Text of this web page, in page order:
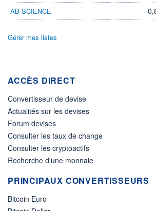
AB SCIENCE
Gérer mes listes
ACCÈS DIRECT
Convertisseur de devise
Actualités sur les devises
Forum devises
Consulter les taux de change
Consulter les cryptoactifs
Recherche d'une monnaie
PRINCIPAUX CONVERTISSEURS
Bitcoin Euro